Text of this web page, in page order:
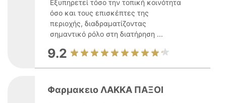
Εξυπηρετεί τόσο την τοπική κοινότητα
όσο και τους επισκέπτες της
περιοχής, διαδραματίζοντας
σημαντικό ρόλο στη διατήρηση ...
9.2
Φαρμακειο ΛΑΚΚΑ ΠΑΞΟΙ